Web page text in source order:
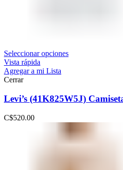
Seleccionar opciones
Vista rápida
Agregar a mi Lista
Cerrar
Levi’s (41K825W5J)
C$520.00